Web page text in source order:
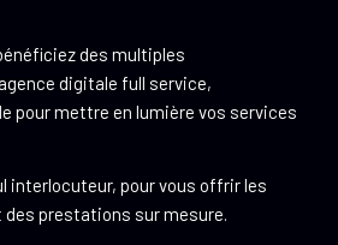
des multiples
digitale full service,
pour mettre en lumière vos services
interlocuteur, pour vous offrir les
prestations sur mesure.